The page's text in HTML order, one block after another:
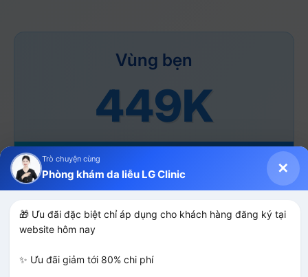
Vùng bẹn
449K
Đăng ký ngay
Ưu đãi kết thúc sau
0
0 3
3 : 5
5
Trò chuyện cùng
Phòng khám da liễu LG Clinic ✕
🎁 Ưu đãi đặc biệt chỉ áp dụng cho khách hàng đăng ký tại
website hôm nay
✨ Ưu đãi giảm tới 80% chi phí